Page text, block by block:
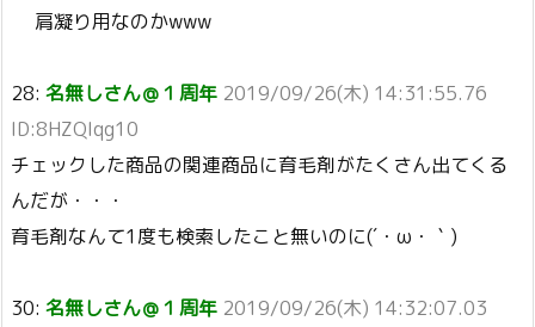
肩凝り用なのかwww
28: 名無しさん＠１周年 2019/09/26(木) 14:31:55.76
ID:8HZQIqg10
チェックした商品の関連商品に育毛剤がたくさん出てくる
んだが・・・
育毛剤なんて1度も検索したこと無いのに(´・ω・｀)
30: 名無しさん＠１周年 2019/09/26(木) 14:32:07.03